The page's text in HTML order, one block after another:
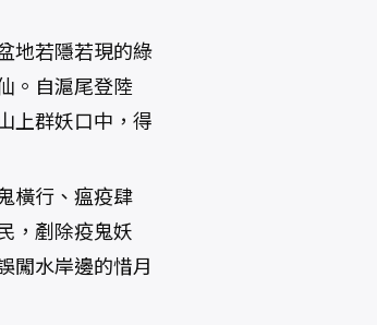
地若隱若現的綠
。自滬尾登陸
上群妖口中，得
橫行、瘟疫肆
，剷除疫鬼妖
闖水岸邊的惜月